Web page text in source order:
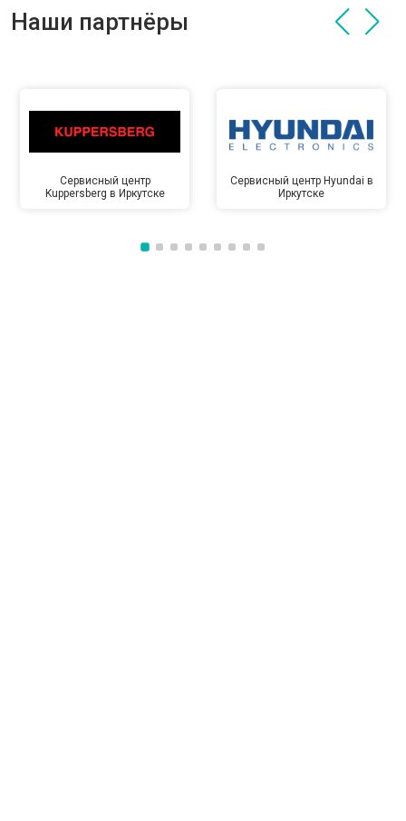
Наши партнёры
Сервисный центр
Kuppersberg в Иркутске
Сервисный центр Hyundai в
Иркутске